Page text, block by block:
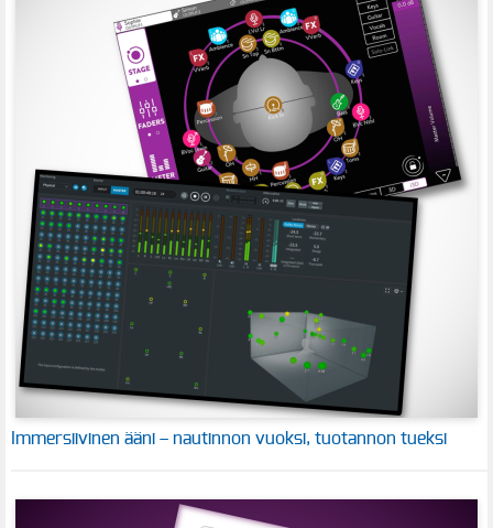
Immersiivinen ääni – nautinnon vuoksi, tuotannon tueksi